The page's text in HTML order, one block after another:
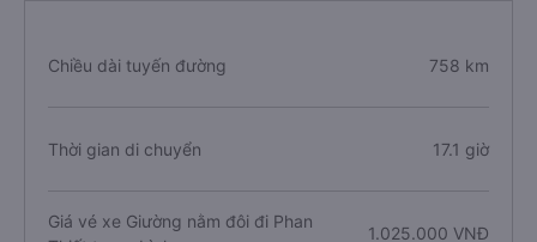
Chiều dài tuyến đường 758 km
Thời gian di chuyển 17.1 giờ
Giá vé xe Giường nằm đôi đi Phan
1.025.000 VNĐ